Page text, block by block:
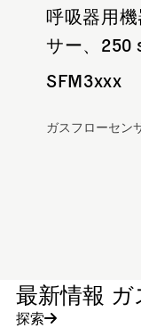
呼吸器用
サー、250
SFM3xxx
ガスフローセン
最新情報
探索